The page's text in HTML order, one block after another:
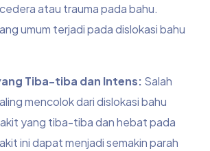
atau trauma pada bahu.
umum terjadi pada dislokasi bahu
Tiba-tiba dan Intens: Salah
mencolok dari dislokasi bahu
yang tiba-tiba dan hebat pada
ini dapat menjadi semakin parah